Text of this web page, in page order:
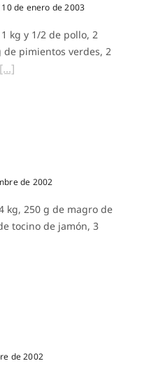
10 de enero de 2003
kg y 1/2 de pollo, 2
de pimientos verdes, 2
de 2002
kg, 250 g de magro de
tocino de jamón, 3
de 2002